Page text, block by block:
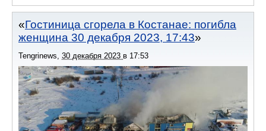
Гостиница сгорела в Костанае: погибла
женщина 30 декабря 2023, 17:43
Tengrinews 30 декабря 2023 в 17:53